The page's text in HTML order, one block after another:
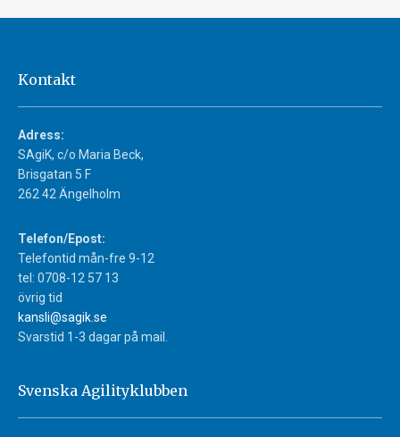
Kontakt
Adress:
SAgiK, c/o Maria Beck,
Brisgatan 5 F
262 42 Ängelholm
Telefon/Epost:
Telefontid mån-fre 9-12
tel: 0708-12 57 13
övrig tid
kansli@sagik.se
Svarstid 1-3 dagar på mail.
Svenska Agilityklubben